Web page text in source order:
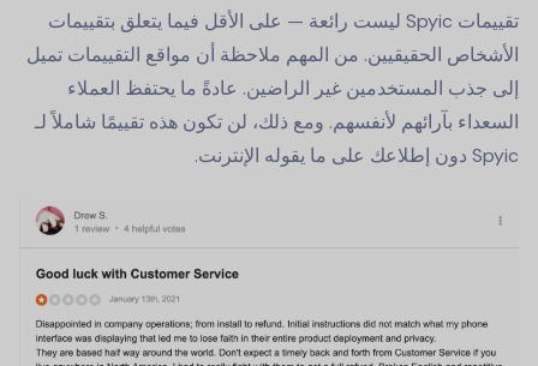
تقييمات Spyic ليست رائعة — على الأقل فيما يتعلق بتقييمات
الأشخاص الحقيقيين. من المهم ملاحظة أن مواقع التقييمات تميل
إلى جذب المستخدمين غير الراضين. عادةً ما يحتفظ العملاء
السعداء بآرائهم لأنفسهم. ومع ذلك، لن تكون هذه تقييمًا شاملاً لـ
Spyic دون إطلاعك على ما يقوله الإنترنت.